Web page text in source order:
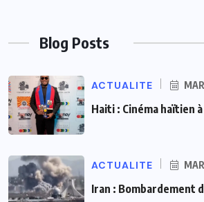
Blog Posts
ACTUALITE
Haiti : Cinéma haïtien
ACTUALITE
Iran : Bombardement